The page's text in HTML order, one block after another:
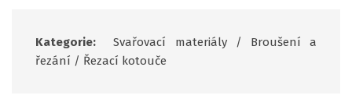
Kategorie: Svařovací materiály/
Broušení a
řezání / Řezací kotouče